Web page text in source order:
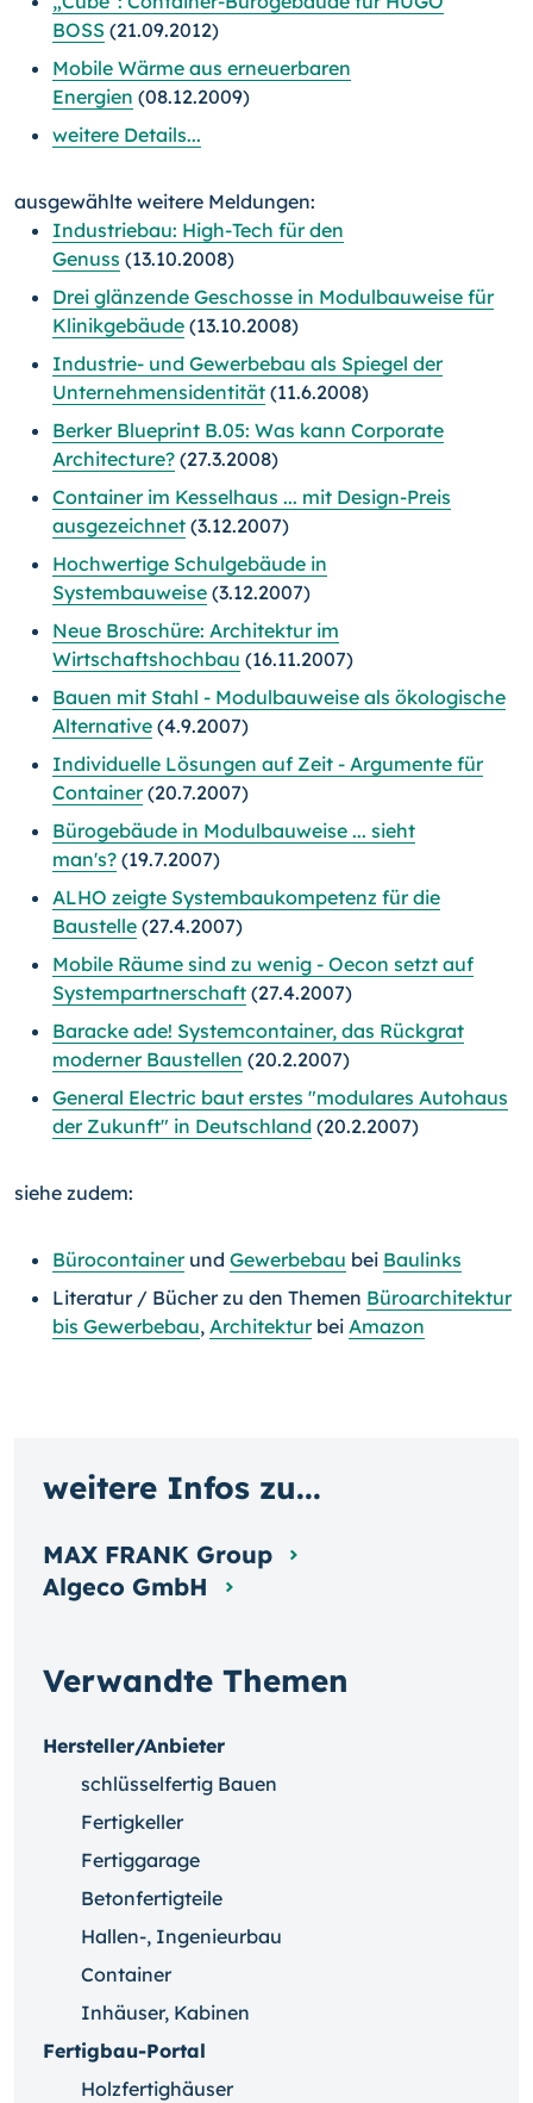
BOSS (21.09.2012)
Mobile Wärme aus erneuerbaren
Energien (08.12.2009)
weitere Details...
ausgewählte weitere Meldungen:
Industriebau: High-Tech für den
Genuss (13.10.2008)
Drei glänzende Geschosse in Modulbauweise für
Klinikgebäude (13.10.2008)
Industrie- und Gewerbebau als Spiegel der
Unternehmensidentität (11.6.2008)
Berker Blueprint B.05: Was kann Corporate
Architecture? (27.3.2008)
Container im Kesselhaus ... mit Design-Preis
ausgezeichnet (3.12.2007)
Hochwertige Schulgebäude in
Systembauweise (3.12.2007)
Neue Broschüre: Architektur im
Wirtschaftshochbau (16.11.2007)
Bauen mit Stahl - Modulbauweise als ökologische
Alternative (4.9.2007)
Individuelle Lösungen auf Zeit - Argumente für
Container(20.7.2007)
Bürogebäude in Modulbauweise ... sieht
man's? (19.7.2007)
ALHO zeigte Systembaukompetenz für die
Baustelle (27.4.2007)
Mobile Räume sind zu wenig - Oecon setzt auf
Systempartnerschaft (27.4.2007)
Baracke ade! Systemcontainer, das Rückgrat
moderner Baustellen (20.2.2007)
General Electric baut erstes "modulares Autohaus
der Zukunft" in Deutschland (20.2.2007)
siehe zudem:
Bürocontainerund Gewerbebau bei Baulinks
Literatur / Bücher zu den Themen Büroarchitektur
bis Gewerbebau, Architekturbei Amazon
Verwandte Themen
Hersteller/Anbieter
schlüsselfertig Bauen
Fertigkeller
Fertiggarage
Betonfertigteile
Hallen-, Ingenieurbau
Container
Inhäuser, Kabinen
Fertigbau-Portal
Holzfertighäuser
weitere Infos zu...
MAX FRANK Group
Algeco GmbH